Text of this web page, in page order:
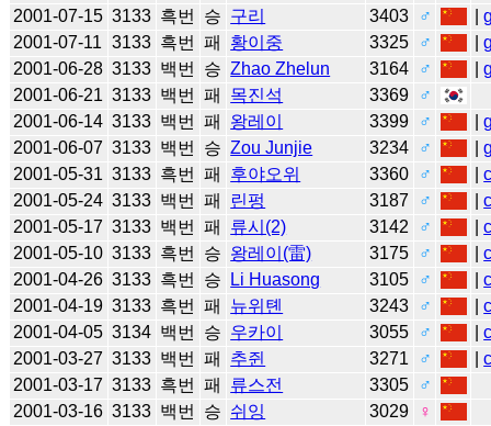
2001-07-15 3133 흑번 승 구리 3403 ♂ |
2001-07-11 3133 흑번 패 황이중 3325 ♂ |
2001-06-28 3133 백번 승 Zhao Zhelun 3164 ♂ |
2001-06-21 3133 백번 패 목진석 3369
♂
2001-06-14 3133 백번 패 왕레이 3399 ♂ |
2001-06-07 3133 백번 승 Zou Junjie 3234 ♂ |
2001-05-31 3133 흑번 패 후야오위 3360 ♂ |
2001-05-24 3133 백번 패 린펑 3187 ♂ |
2001-05-17 3133 백번 패 류시(2) 3142 ♂ |
2001-05-10 3133 흑번 승 왕레이(雷) 3175 ♂ |
2001-04-26 3133 흑번 승 Li Huasong 3105 ♂ |
2001-04-19 3133 흑번 패 뉴위톈 3243 ♂ |
2001-04-05 3134 백번 승 우카이 3055 ♂ |
2001-03-27 3133 백번 패 추쥔 3271 ♂ |
2001-03-17 3133 흑번 패 류스전 3305
♂
2001-03-16 3133 백번 승 쉬잉 3029
♀